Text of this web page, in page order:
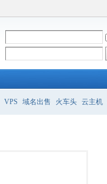
VPS 域名出售 火车头 云主机